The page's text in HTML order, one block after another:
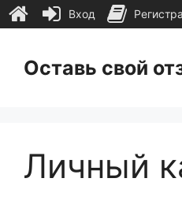
содержимому
Оставь свой
Личный
Вход